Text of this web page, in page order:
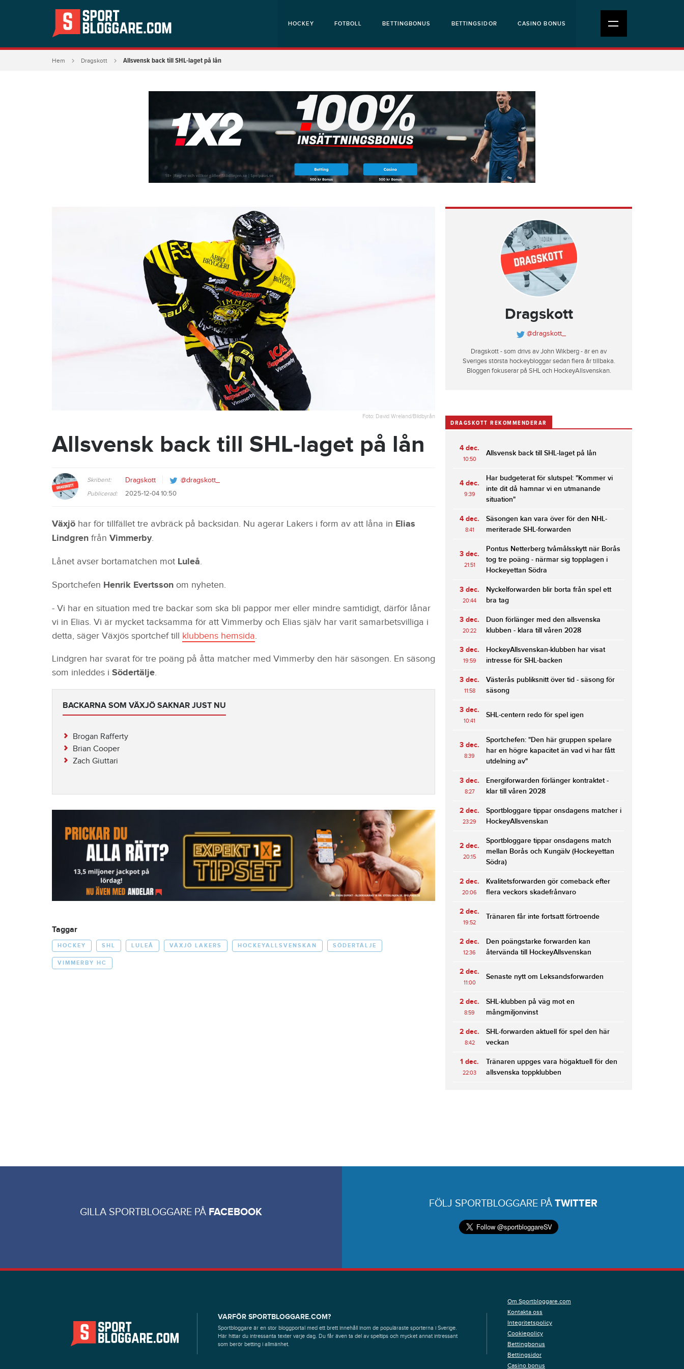
HOCKEY FOTBOLL BETTINGBONUS BETTINGSIDOR CASINO BONUS
Hem Dragskott Allsvensk back till SHL-laget på lån
Foto: David Wreland/Bildbyrån
Allsvensk back till SHL-laget på lån
Skribent: Dragskott @dragskott_
Publicerad: 2025-12-04 10:50
Växjö har för tillfället tre avbräck på backsidan. Nu agerar Lakers i form av att låna in Elias
Lindgren från Vimmerby.
Lånet avser bortamatchen mot Luleå.
Sportchefen Henrik Evertsson om nyheten.
- Vi har en situation med tre backar som ska bli pappor mer eller mindre samtidigt, därför lånar
vi in Elias. Vi är mycket tacksamma för att Vimmerby och Elias själv har varit samarbetsvilliga i
detta, säger Växjös sportchef till klubbens hemsida.
Lindgren har svarat för tre poäng på åtta matcher med Vimmerby den här säsongen. En säsong
som inleddes i Södertälje.
BACKARNA SOM VÄXJÖ SAKNAR JUST NU
Brogan Rafferty
Brian Cooper
Zach Giuttari
Taggar
HOCKEY SHL LULEÅ VÄXJÖ LAKERS HOCKEYALLSVENSKAN SÖDERTÄLJE
VIMMERBY HC
Dragskott
@dragskott_
Dragskott - som drivs av John Wikberg - är en av
Sveriges största hockeybloggar sedan flera år tillbaka.
Bloggen fokuserar på SHL och HockeyAllsvenskan.
DRAGSKOTT REKOMMENDERAR
4 dec.
10:50
Allsvensk back till SHL-laget på lån
4 dec.
9:39
Har budgeterat för slutspel: "Kommer vi
inte dit då hamnar vi en utmanande
situation"
4 dec.
8:41
Säsongen kan vara över för den NHL-
meriterade SHL-forwarden
3 dec.
21:51
Pontus Netterberg tvåmålsskytt när Borås
tog tre poäng - närmar sig topplagen i
Hockeyettan Södra
3 dec.
20:44
Nyckelforwarden blir borta från spel ett
bra tag
3 dec.
20:22
Duon förlänger med den allsvenska
klubben - klara till våren 2028
3 dec.
19:59
HockeyAllsvenskan-klubben har visat
intresse för SHL-backen
3 dec.
11:58
Västerås publiksnitt över tid - säsong för
säsong
3 dec.
10:41
SHL-centern redo för spel igen
3 dec.
8:39
Sportchefen: "Den här gruppen spelare
har en högre kapacitet än vad vi har fått
utdelning av"
3 dec.
8:27
Energiforwarden förlänger kontraktet -
klar till våren 2028
2 dec.
23:29
Sportbloggare tippar onsdagens matcher i
HockeyAllsvenskan
2 dec.
20:15
Sportbloggare tippar onsdagens match
mellan Borås och Kungälv (Hockeyettan
Södra)
2 dec.
20:06
Kvalitetsforwarden gör comeback efter
flera veckors skadefrånvaro
2 dec.
19:52
Tränaren får inte fortsatt förtroende
2 dec.
12:36
Den poängstarke forwarden kan
återvända till HockeyAllsvenskan
2 dec.
11:00
Senaste nytt om Leksandsforwarden
2 dec.
8:59
SHL-klubben på väg mot en
mångmiljonvinst
2 dec.
8:42
SHL-forwarden aktuell för spel den här
veckan
1 dec.
22:03
Tränaren uppges vara högaktuell för den
allsvenska toppklubben
GILLA SPORTBLOGGARE PÅ FACEBOOK
FÖLJ SPORTBLOGGARE PÅ TWITTER
VARFÖR SPORTBLOGGARE.COM?
Sportbloggare är en stor bloggportal med ett brett innehåll inom de populäraste sporterna i Sverige.
Här hittar du intressanta texter varje dag. Du får även ta del av speltips och mycket annat intressant
som berör betting i allmänhet.
Om Sportbloggare.com
Kontakta oss
Integritetspolicy
Cookiepolicy
Bettingbonus
Bettingsidor
Casino bonus